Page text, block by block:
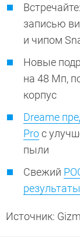
Встречайте:
записью
и чипом
Новые
на 48 Мп,
корпус
Dreame
Proс
пыли
Свежий
результаты
Источник: